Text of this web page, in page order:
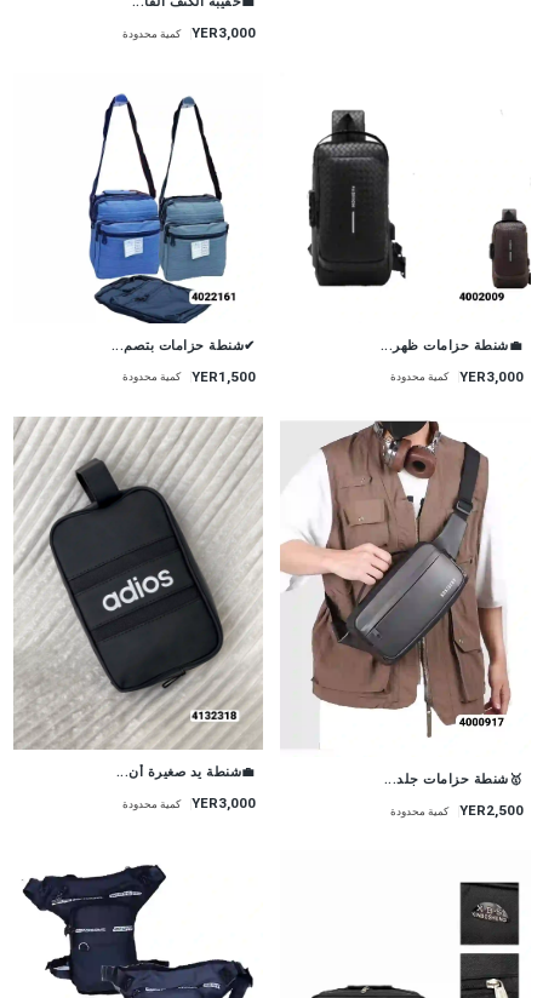
YER3,000 كمية محدودة
💼شنطة حزامات ظهر...
YER3,000 كمية محدودة
✔شنطة حزامات بتصم...
YER1,500 كمية محدودة
🥇شنطة حزامات جلد...
YER2,500 كمية محدودة
💼شنطة يد صغيرة أن...
YER3,000 كمية محدودة